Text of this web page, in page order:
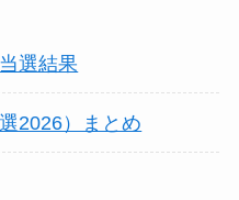
選結果
2026）まとめ